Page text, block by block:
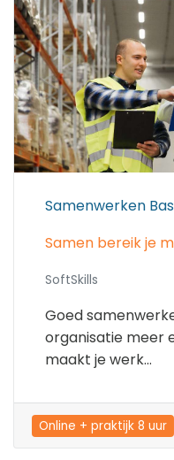
Samenwerken
Samen bereik je
SoftSkills
Goed
organisatie meer
maakt je werk...
Online + praktijk 8 uur